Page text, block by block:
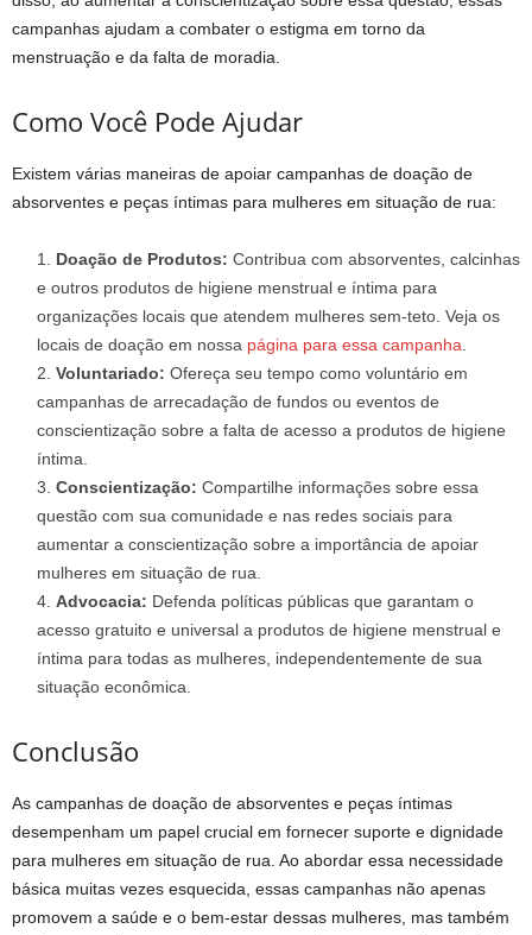
campanhas ajudam a combater o estigma em torno da
menstruação e da falta de moradia.
Como Você Pode Ajudar
Existem várias maneiras de apoiar campanhas de doação de
absorventes e peças íntimas para mulheres em situação de rua:
Doação de Produtos: Contribua com absorventes, calcinhas
e outros produtos de higiene menstrual e íntima para
organizações locais que atendem mulheres sem-teto. Veja os
locais de doação em nossa página para essa campanha.
Voluntariado: Ofereça seu tempo como voluntário em
campanhas de arrecadação de fundos ou eventos de
conscientização sobre a falta de acesso a produtos de higiene
íntima.
Conscientização: Compartilhe informações sobre essa
questão com sua comunidade e nas redes sociais para
aumentar a conscientização sobre a importância de apoiar
mulheres em situação de rua.
Advocacia: Defenda políticas públicas que garantam o
acesso gratuito e universal a produtos de higiene menstrual e
íntima para todas as mulheres, independentemente de sua
situação econômica.
Conclusão
As campanhas de doação de absorventes e peças íntimas
desempenham um papel crucial em fornecer suporte e dignidade
para mulheres em situação de rua. Ao abordar essa necessidade
básica muitas vezes esquecida, essas campanhas não apenas
promovem a saúde e o bem-estar dessas mulheres, mas também